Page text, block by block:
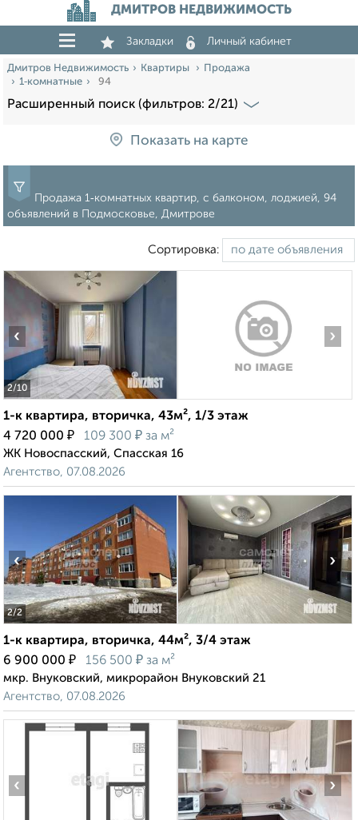
ДМИТРОВ НЕДВИЖИМОСТЬ
Закладки Личный кабинет
Дмитров Недвижимость Квартиры
Продажа
1‑комнатные
94
Расширенный поиск (фильтров: 2/21)
Показать на карте
Продажа 1‑комнатных квартир, с балконом, лоджией, 94
объявлений в Подмосковье, Дмитрове
Сортировка:
2/10
‹ ›
1-к квартира, вторичка, 43м², 1/3 этаж
4 720 000 ₽ 109 300 ₽ за м²
ЖК Новоспасский, Спасская 16
Агентство, 07.08.2026
2/2
‹ ›
1-к квартира, вторичка, 44м², 3/4 этаж
6 900 000 ₽ 156 500 ₽ за м²
мкр. Внуковский, микрорайон Внуковский 21
Агентство, 07.08.2026
‹ ›